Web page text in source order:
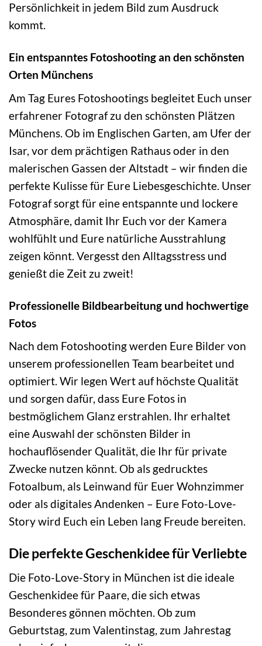
Persönlichkeit in jedem Bild zum Ausdruck
kommt.
Ein entspanntes Fotoshooting an den schönsten
Orten Münchens
Am Tag Eures Fotoshootings begleitet Euch unser
erfahrener Fotograf zu den schönsten Plätzen
Münchens. Ob im Englischen Garten, am Ufer der
Isar, vor dem prächtigen Rathaus oder in den
malerischen Gassen der Altstadt – wir finden die
perfekte Kulisse für Eure Liebesgeschichte. Unser
Fotograf sorgt für eine entspannte und lockere
Atmosphäre, damit Ihr Euch vor der Kamera
wohlfühlt und Eure natürliche Ausstrahlung
zeigen könnt. Vergesst den Alltagsstress und
genießt die Zeit zu zweit!
Professionelle Bildbearbeitung und hochwertige
Fotos
Nach dem Fotoshooting werden Eure Bilder von
unserem professionellen Team bearbeitet und
optimiert. Wir legen Wert auf höchste Qualität
und sorgen dafür, dass Eure Fotos in
bestmöglichem Glanz erstrahlen. Ihr erhaltet
eine Auswahl der schönsten Bilder in
hochauflösender Qualität, die Ihr für private
Zwecke nutzen könnt. Ob als gedrucktes
Fotoalbum, als Leinwand für Euer Wohnzimmer
oder als digitales Andenken – Eure Foto-Love-
Story wird Euch ein Leben lang Freude bereiten.
Die perfekte Geschenkidee für Verliebte
Die Foto-Love-Story in München ist die ideale
Geschenkidee für Paare, die sich etwas
Besonderes gönnen möchten. Ob zum
Geburtstag, zum Valentinstag, zum Jahrestag